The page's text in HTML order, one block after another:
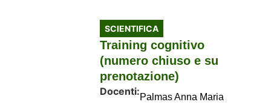
SCIENTIFICA
Training cognitivo
(numero chiuso e su
prenotazione)
Docenti:Palmas Anna Maria